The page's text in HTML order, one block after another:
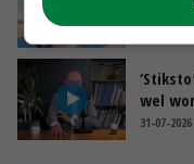
31-07-2026
wel
31-07-2026